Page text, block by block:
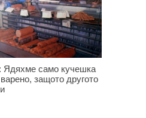
само кучешка
защото другото